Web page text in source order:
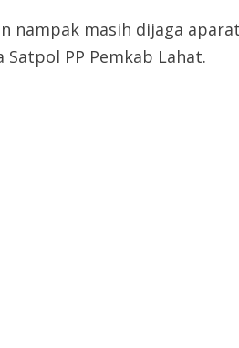
nampak masih dijaga
PP Pemkab Lahat.